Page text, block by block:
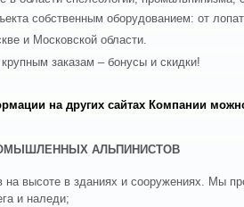
собственным оборудованием: от
и Московской области.
заказам – бонусы и скидки!
на других сайтах Компании
АЛЬПИНИСТОВ
на высоте в зданиях и сооружениях. Мы
и наледи;